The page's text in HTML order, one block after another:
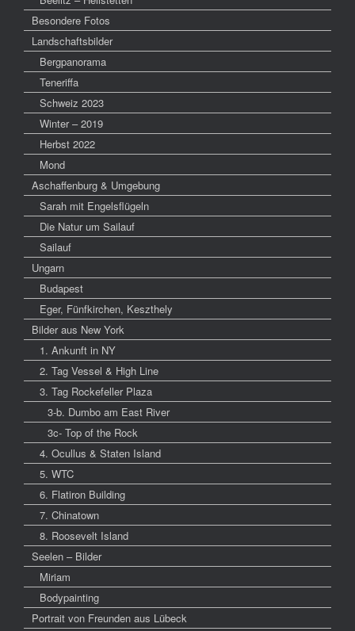
Besondere Fotos
Landschaftsbilder
Bergpanorama
Teneriffa
Schweiz 2023
Winter – 2019
Herbst 2022
Mond
Aschaffenburg & Umgebung
Sarah mit Engelsflügeln
Die Natur um Sailauf
Sailauf
Ungarn
Budapest
Eger, Fünfkirchen, Keszthely
Bilder aus New York
1. Ankunft in NY
2. Tag Vessel & High Line
3. Tag Rockefeller Plaza
3-b. Dumbo am East River
3c- Top of the Rock
4. Ocullus & Staten Island
5. WTC
6. Flatiron Building
7. Chinatown
8. Roosevelt Island
Seelen – Bilder
Miriam
Bodypainting
Portrait von Freunden aus Lübeck